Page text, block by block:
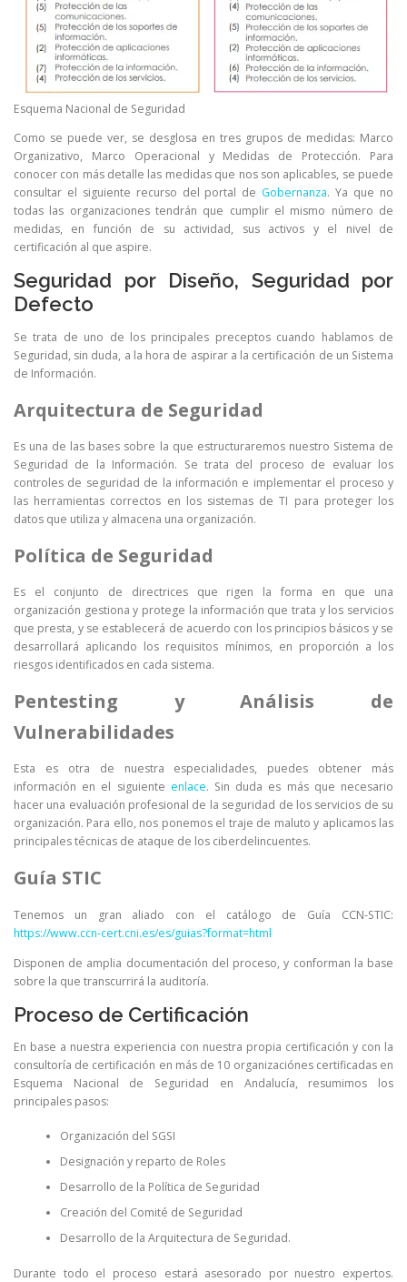
Esquema Nacional de Seguridad
Como se puede ver, se desglosa en tres grupos de medidas: Marco
Organizativo, Marco Operacional y Medidas de Protección. Para
conocer con más detalle las medidas que nos son aplicables, se puede
consultar el siguiente recurso del portal de Gobernanza. Ya que no
todas las organizaciones tendrán que cumplir el mismo número de
medidas, en función de su actividad, sus activos y el nivel de
certificación al que aspire.
Seguridad por Diseño, Seguridad por
Defecto
Se trata de uno de los principales preceptos cuando hablamos de
Seguridad, sin duda, a la hora de aspirar a la certificación de un Sistema
de Información.
Arquitectura de Seguridad
Es una de las bases sobre la que estructuraremos nuestro Sistema de
Seguridad de la Información. Se trata del proceso de evaluar los
controles de seguridad de la información e implementar el proceso y
las herramientas correctos en los sistemas de TI para proteger los
datos que utiliza y almacena una organización.
Política de Seguridad
Es el conjunto de directrices que rigen la forma en que una
organización gestiona y protege la información que trata y los servicios
que presta, y se establecerá de acuerdo con los principios básicos y se
desarrollará aplicando los requisitos mínimos, en proporción a los
riesgos identificados en cada sistema.
Pentesting y Análisis de
Vulnerabilidades
Esta es otra de nuestra especialidades, puedes obtener más
información en el siguiente enlace. Sin duda es más que necesario
hacer una evaluación profesional de la seguridad de los servicios de su
organización. Para ello, nos ponemos el traje de maluto y aplicamos las
principales técnicas de ataque de los ciberdelincuentes.
Guía STIC
Tenemos un gran aliado con el catálogo de Guía CCN-STIC:
https://www.ccn-cert.cni.es/es/guias?format=html
Disponen de amplia documentación del proceso, y conforman la base
sobre la que transcurrirá la auditoría.
Proceso de Certificación
En base a nuestra experiencia con nuestra propia certificación y con la
consultoría de certificación en más de 10 organizaciónes certificadas en
Esquema Nacional de Seguridad en Andalucía, resumimos los
principales pasos:
Organización del SGSI
Designación y reparto de Roles
Desarrollo de la Política de Seguridad
Creación del Comité de Seguridad
Desarrollo de la Arquitectura de Seguridad.
Durante todo el proceso estará asesorado por nuestro expertos.